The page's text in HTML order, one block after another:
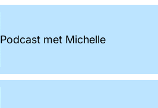
Podcast met Michelle